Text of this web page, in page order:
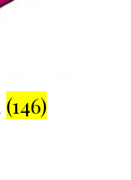
(146)